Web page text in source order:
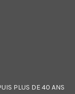
PLUS DE 40 ANS